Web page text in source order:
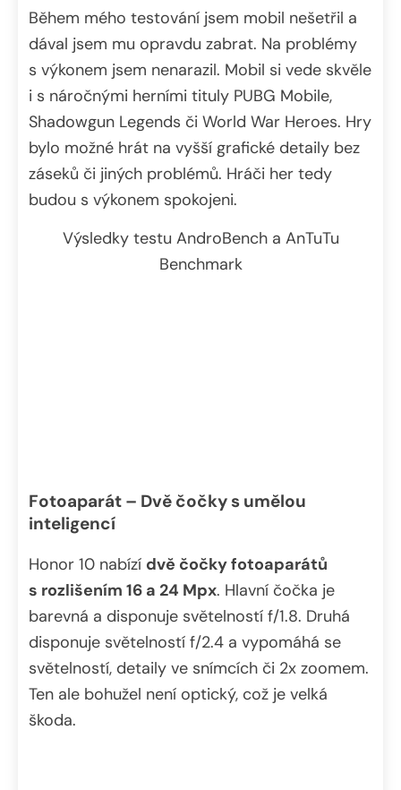
Během mého testování jsem mobil nešetřil a
dával jsem mu opravdu zabrat. Na problémy
s výkonem jsem nenarazil. Mobil si vede skvěle
i s náročnými herními tituly PUBG Mobile,
Shadowgun Legends či World War Heroes. Hry
bylo možné hrát na vyšší grafické detaily bez
záseků či jiných problémů. Hráči her tedy
budou s výkonem spokojeni.
Výsledky testu AndroBench a AnTuTu
Benchmark
Fotoaparát – Dvě čočky s umělou
inteligencí
Honor 10 nabízí dvě čočky fotoaparátů
s rozlišením 16 a 24 Mpx. Hlavní čočka je
barevná a disponuje světelností f/1.8. Druhá
disponuje světelností f/2.4 a vypomáhá se
světelností, detaily ve snímcích či 2x zoomem.
Ten ale bohužel není optický, což je velká
škoda.